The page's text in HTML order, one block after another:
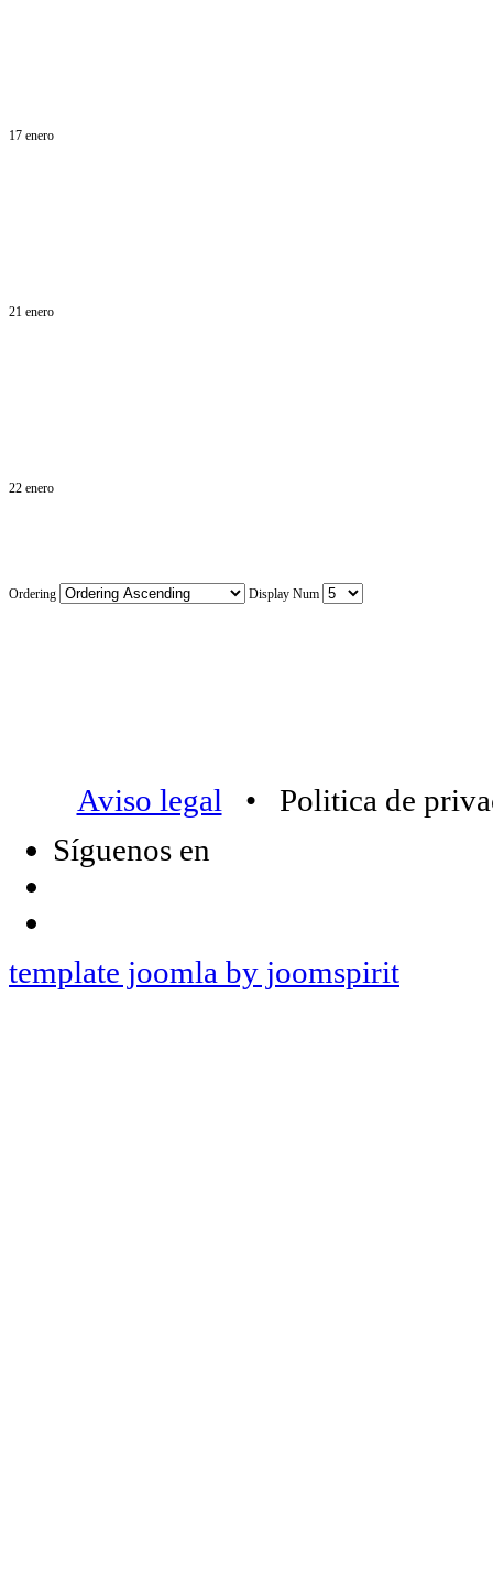
17 enero
21 enero
22 enero
Ordering Display Num
Aviso legal • Politica de
Síguenos en
template joomla by joomspirit